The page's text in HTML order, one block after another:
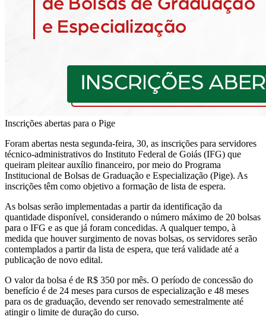
Inscrições abertas para o Pige
Foram abertas nesta segunda-feira, 30, as inscrições para servidores
técnico-administrativos do Instituto Federal de Goiás (IFG) que
queiram pleitear auxílio financeiro, por meio do Programa
Institucional de Bolsas de Graduação e Especialização (Pige). As
inscrições têm como objetivo a formação de lista de espera.
As bolsas serão implementadas a partir da identificação da
quantidade disponível, considerando o número máximo de 20 bolsas
para o IFG e as que já foram concedidas. A qualquer tempo, à
medida que houver surgimento de novas bolsas, os servidores serão
contemplados a partir da lista de espera, que terá validade até a
publicação de novo edital.
O valor da bolsa é de R$ 350 por mês. O período de concessão do
benefício é de 24 meses para cursos de especialização e 48 meses
para os de graduação, devendo ser renovado semestralmente até
atingir o limite de duração do curso.